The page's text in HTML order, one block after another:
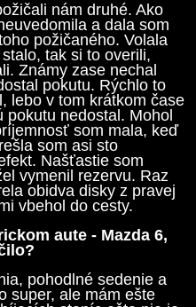
nám druhé. Ako
a dala som
požičaného. Volala
tak si to overili,
Známy zase nechal
pokutu. Rýchlo to
lebo v tom krátkom čase
nedostal. Mohol
som mala, keď
som asi sto
Našťastie som
vymenil rezervu. Raz
obidva disky z pravej
vbehol do cesty.
aute - Mazda 6,
pohodlné sedenie a
super, ale mám ešte